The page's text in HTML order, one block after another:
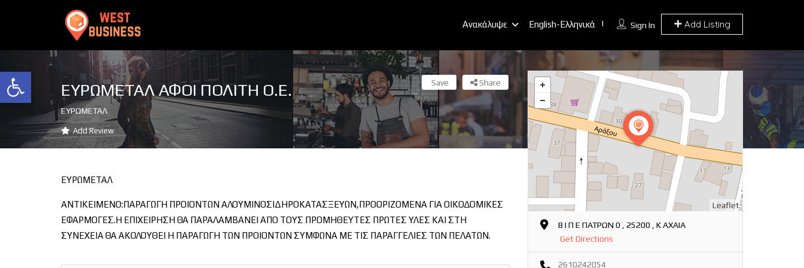
Ανοίξτε τη γραμμή εργαλείων
Sign In Add Listing
Ανακάλυψε English-Ελληνικά
ΕΥΡΩΜΕΤΑΛ ΑΦΟΙ ΠΟΛΙΤΗ Ο.Ε.
ΕΥΡΩΜΕΤΑΛ
Add Review
Share
Save
ΕΥΡΩΜΕΤΑΛ
ΑΝΤΙΚΕΙΜΕΝΟ:ΠΑΡΑΓΩΓΗ ΠΡΟΙΟΝΤΩΝ ΑΛΟΥΜΙΝΟΣΙΔΗΡΟΚΑΤΑΣΞΕΥΩΝ,ΠΡΟΟΡΙΖΟΜΕΝΑ ΓΙΑ ΟΙΚΟΔΟΜΙΚΕΣ
ΕΦΑΡΜΟΓΕΣ.Η ΕΠΙΧΕΙΡΗΣΗ ΘΑ ΠΑΡΑΛΑΜΒΑΝΕΙ ΑΠΟ ΤΟΥΣ ΠΡΟΜΗΘΕΥΤΕΣ ΠΡΩΤΕΣ ΥΛΕΣ ΚΑΙ ΣΤΗ
ΣΥΝΕΧΕΙΑ ΘΑ ΑΚΟΛΟΥΘΕΙ Η ΠΑΡΑΓΩΓΗ ΤΩΝ ΠΡΟΙΟΝΤΩΝ ΣΥΜΦΩΝΑ ΜΕ ΤΙΣ ΠΑΡΑΓΓΕΛΙΕΣ ΤΩΝ ΠΕΛΑΤΩΝ.
Leaflet
Β Ι Π Ε ΠΑΤΡΩΝ 0 , 25200 , Κ ΑΧΑΙΑ
Get Directions
2610242054